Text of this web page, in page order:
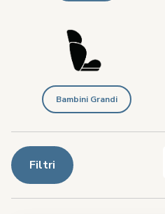
Bambini Grandi
Filtri